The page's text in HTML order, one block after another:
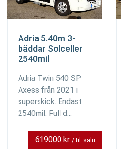
Adria 5.40m 3-
bäddar Solceller
2540mil
Adria Twin 540 SP
Axess från 2021 i
superskick. Endast
2540mil. Full d...
619000 kr / till salu